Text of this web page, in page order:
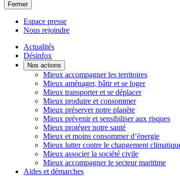
Fermer
Espace presse
Nous rejoindre
Actualités
Désinfox
Nos actions
Mieux accompagner les territoires
Mieux aménager, bâtir et se loger
Mieux transporter et se déplacer
Mieux produire et consommer
Mieux préserver notre planète
Mieux prévenir et sensibiliser aux risques
Mieux protéger notre santé
Mieux et moins consommer d’énergie
Mieux lutter contre le changement
Mieux associer la société civile
Mieux accompagner le secteur maritime
Aides et démarches